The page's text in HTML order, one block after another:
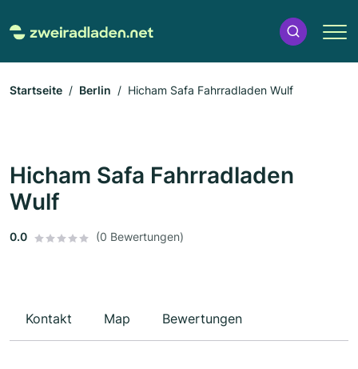
Startseite Berlin Hicham Safa Fahrradladen Wulf
Hicham Safa Fahrradladen
Wulf
0.0 (0 Bewertungen)
Kontakt Map Bewertungen